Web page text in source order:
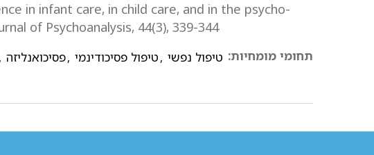
in infant care, in child care, and in the psycho-
of Psychoanalysis, 44(3), 339-344
תחומי מומחיות: טיפול נפשי ,טיפול פסיכודינמי ,פסיכואנליזה ,